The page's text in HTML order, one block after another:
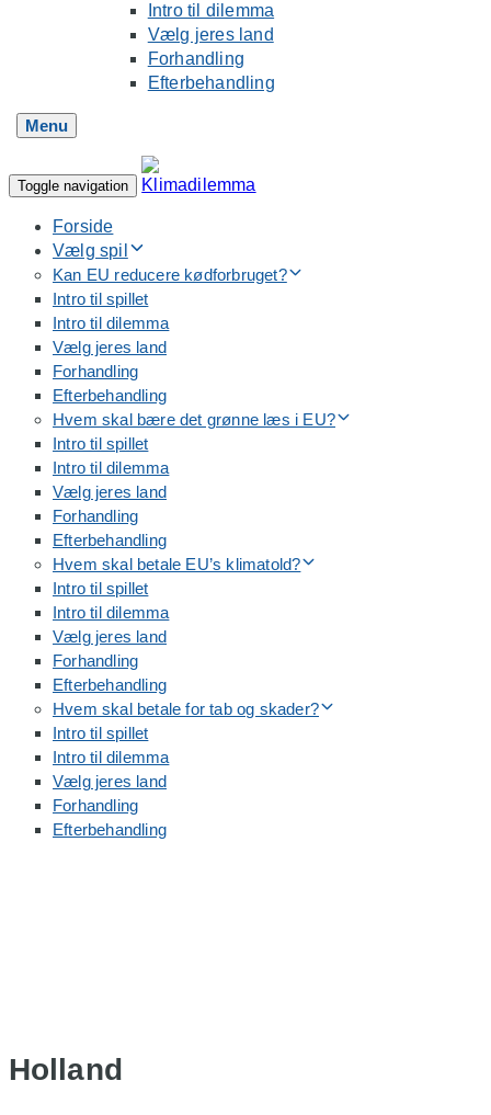
Intro til dilemma
Vælg jeres land
Forhandling
Efterbehandling
Menu
Toggle navigation
Forside
Vælg spil
Kan EU reducere kødforbruget?
Intro til spillet
Intro til dilemma
Vælg jeres land
Forhandling
Efterbehandling
Hvem skal bære det grønne læs i EU?
Intro til spillet
Intro til dilemma
Vælg jeres land
Forhandling
Efterbehandling
Hvem skal betale EU’s klimatold?
Intro til spillet
Intro til dilemma
Vælg jeres land
Forhandling
Efterbehandling
Hvem skal betale for tab og skader?
Intro til spillet
Intro til dilemma
Vælg jeres land
Forhandling
Efterbehandling
Holland